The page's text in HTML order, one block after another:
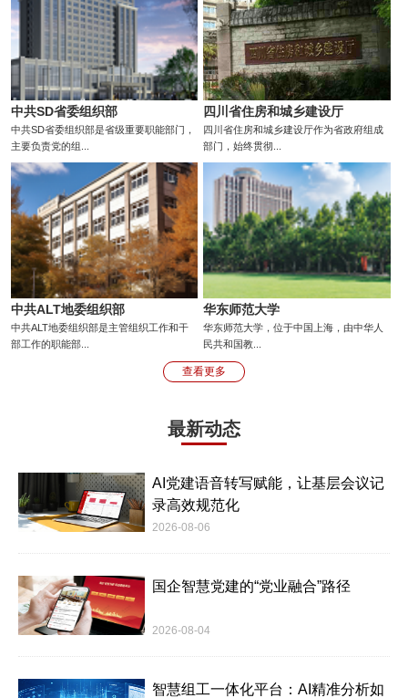
中共SD省委组织部
中共SD省委组织部是省级重要职能部门，
主要负责党的组...
四川省住房和城乡建设厅
四川省住房和城乡建设厅作为省政府组成
部门，始终贯彻...
中共ALT地委组织部
中共ALT地委组织部是主管组织工作和干
部工作的职能部...
华东师范大学
华东师范大学，位于中国上海，由中华人
民共和国教...
查看更多
最新动态
AI党建语音转写赋能，让基层会议记
录高效规范化
2026-08-06
国企智慧党建的“党业融合”路径
2026-08-04
智慧组工一体化平台：AI精准分析如